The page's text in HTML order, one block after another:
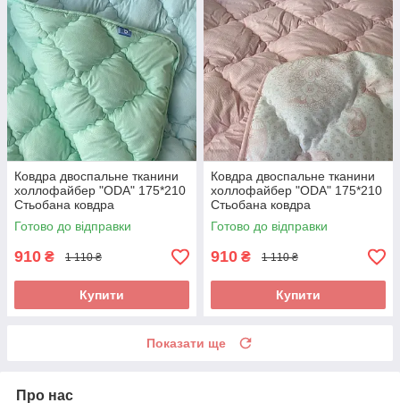
Ковдра двоспальне тканини
холлофайбер "ODA" 175*210
Стьобана ковдра
Готово до відправки
910 ₴ 1 110 ₴
Купити
Ковдра двоспальне тканини
холлофайбер "ODA" 175*210
Стьобана ковдра
Готово до відправки
910 ₴ 1 110 ₴
Купити
Показати ще
Про нас